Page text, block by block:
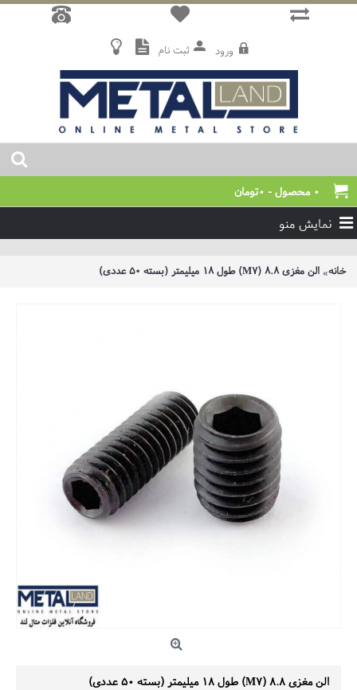
ثبت نام ورود
0 محصول - 0تومان
نمایش منو
خانه الن مغزی 8.8 (M7) طول 18 میلیمتر (بسته 50 عددی)
الن مغزی 8.8 (M7) طول 18 میلیمتر (بسته 50 عددی)